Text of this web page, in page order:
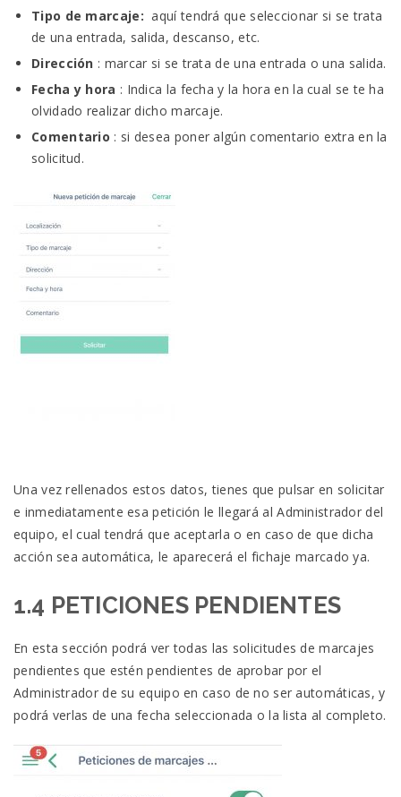
Tipo de marcaje: aquí tendrá que seleccionar si se trata
de una entrada, salida, descanso, etc.
Dirección : marcar si se trata de una entrada o una salida.
Fecha y hora : Indica la fecha y la hora en la cual se te ha
olvidado realizar dicho marcaje.
Comentario : si desea poner algún comentario extra en la
solicitud.
Una vez rellenados estos datos, tienes que pulsar en solicitar
e inmediatamente esa petición le llegará al Administrador del
equipo, el cual tendrá que aceptarla o en caso de que dicha
acción sea automática, le aparecerá el fichaje marcado ya.
1.4 PETICIONES PENDIENTES
En esta sección podrá ver todas las solicitudes de marcajes
pendientes que estén pendientes de aprobar por el
Administrador de su equipo en caso de no ser automáticas, y
podrá verlas de una fecha seleccionada o la lista al completo.